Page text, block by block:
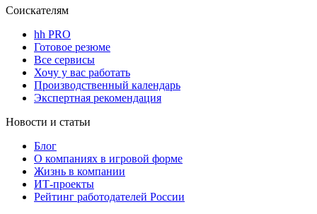
Соискателям
hh PRO
Готовое резюме
Все сервисы
Хочу у вас работать
Производственный календарь
Экспертная рекомендация
Новости и статьи
Блог
О компаниях в игровой форме
Жизнь в компании
ИТ-проекты
Рейтинг работодателей России